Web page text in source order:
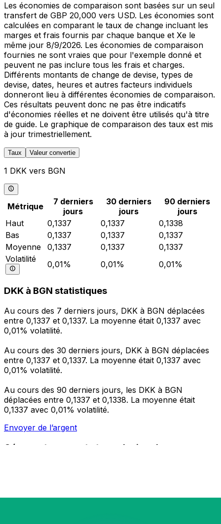
Les économies de comparaison sont basées sur un seul
transfert de GBP 20,000 vers USD. Les économies sont
calculées en comparant le taux de change incluant les
marges et frais fournis par chaque banque et Xe le
même jour 8/9/2026. Les économies de comparaison
fournies ne sont vraies que pour l'exemple donné et
peuvent ne pas inclure tous les frais et charges.
Différents montants de change de devise, types de
devise, dates, heures et autres facteurs individuels
donneront lieu à différentes économies de comparaison.
Ces résultats peuvent donc ne pas être indicatifs
d'économies réelles et ne doivent être utilisés qu'à titre
de guide. Le graphique de comparaison des taux est mis
à jour trimestriellement.
Taux Valeur convertie
1 DKK vers BGN
Métrique
7 derniers
jours
30 derniers
jours
90 derniers
jours
Haut
0,1337 0,1337
0,1338
Bas
0,1337 0,1337
0,1337
Moyenne
0,1337 0,1337
0,1337
Volatilité
0,01% 0,01% 0,01%
DKK à BGN statistiques
Au cours des 7 derniers jours, DKK à BGN déplacées
entre 0,1337 et 0,1337. La moyenne était 0,1337 avec
0,01% volatilité.
Au cours des 30 derniers jours, DKK à BGN déplacées
entre 0,1337 et 0,1337. La moyenne était 0,1337 avec
0,01% volatilité.
Au cours des 90 derniers jours, les DKK à BGN
déplacées entre 0,1337 et 0,1338. La moyenne était
0,1337 avec 0,01% volatilité.
Envoyer de l’argent
Gérez votre argent et vos devises lorsque vous
et la gestion de vos devises. Convertissez des devises,